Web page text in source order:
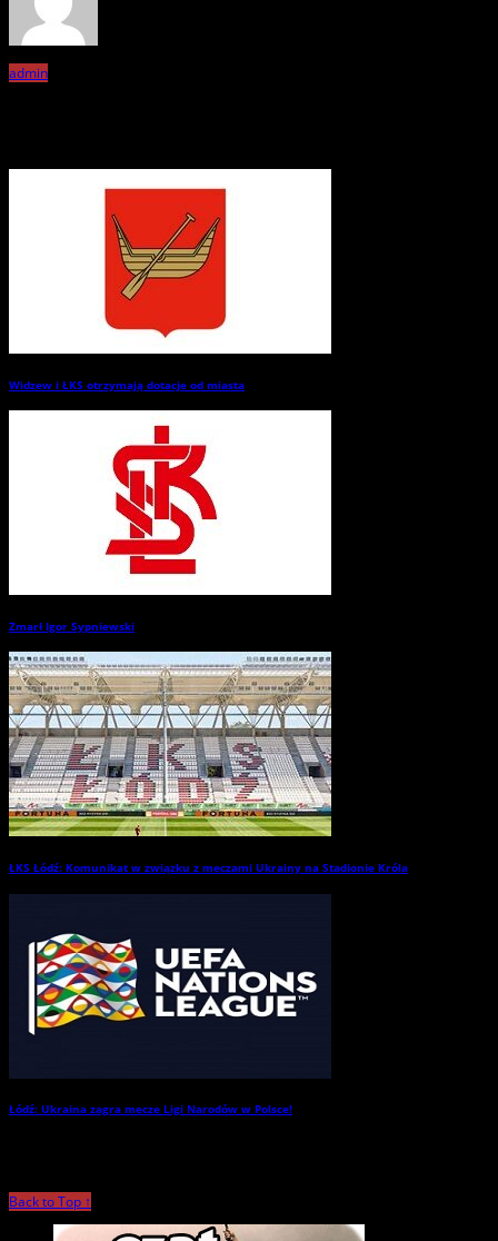
admin
Widzew i ŁKS otrzymają dotacje od miasta
Zmarł Igor Sypniewski
ŁKS Łódź: Komunikat w związku z meczami Ukrainy na Stadionie Króla
Łódź: Ukraina zagra mecze Ligi Narodów w Polsce!
Back to Top ↑